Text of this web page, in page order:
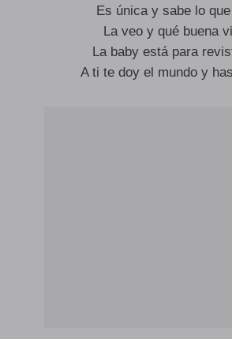
Es única y sabe lo
La veo y qué buena
La baby está para
A ti te doy el mundo y